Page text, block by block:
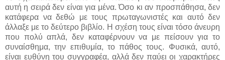
αυτή η σειρά δεν είναι για μένα. Όσο κι αν προσπάθησα, δεν
κατάφερα να δεθώ με τους πρωταγωνιστές και αυτό δεν
άλλαξε με το δεύτερο βιβλίο. Η σχέση τους είναι τόσο άνευρη
που πολύ απλά, δεν καταφέρνουν να με πείσουν για το
συναίσθημα, την επιθυμία, το πάθος τους. Φυσικά, αυτό,
είναι ευθύνη του συγγραφέα, αλλά δεν παύει οι χαρακτήρες